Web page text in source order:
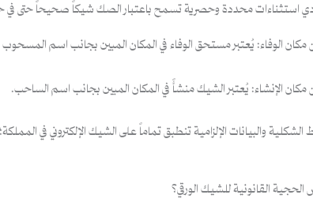
استثناءات محددة وحصرية تسمح باعتبار الصك شيكاً صحيحاً حتى في
الوفاء: يُعتبر مستحق الوفاء في المكان المبين بجانب اسم المسحوب
الإنشاء: يُعتبر الشيك منشأً في المكان المبين بجانب اسم الساحب.
الشكلية والبيانات الإلزامية تنطبق تماماً على الشيك الإلكتروني في
القانونية للشيك الورقي؟